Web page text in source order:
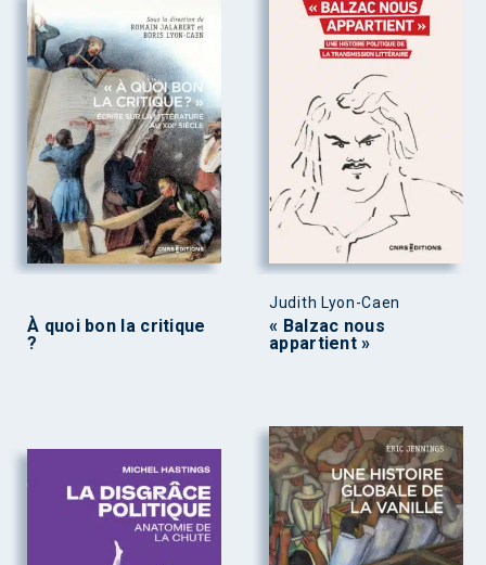
À quoi bon la critique
?
Judith Lyon-Caen
« Balzac nous
appartient »